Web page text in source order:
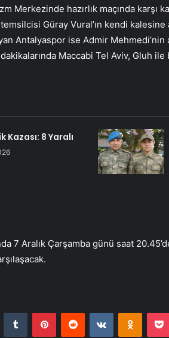
Merkezinde hazırlık maçında karşı
Güray Vural’ın kendi kalesine
Antalyaspor ise Admir Mehmedi’nin
Maccabi Tel Aviv, Gluh
Kazası: 8 Yaralı
7 Aralık Çarşamba günü saat
Tumblr PinterestReddit VKontakte